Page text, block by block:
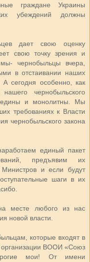
граждане Украины
убеждений должны
дает свою оценку
свою точку зрения и
чернобыльцы вчера,
в отстаивании наших
сегодня особенно, как
чернобыльского
и монолитны. Мы
требованиях к Власти
чернобыльского закона
единый пакет
предъявим их
и если будут
шаги в их
месте любого из нас
новой власти.
которые входят в
организации ВООИ «Союз
мои! От имени